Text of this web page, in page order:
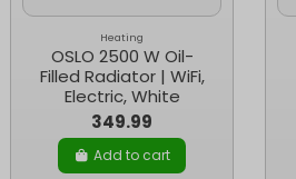
Heating
OSLO 2500 W Oil-
Filled Radiator | WiFi,
Electric, White
349.99
Add to cart